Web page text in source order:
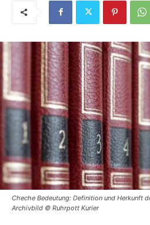
Cheche Bedeutung: Definition und Herkunft
Archivbild © Ruhrpott Kurier